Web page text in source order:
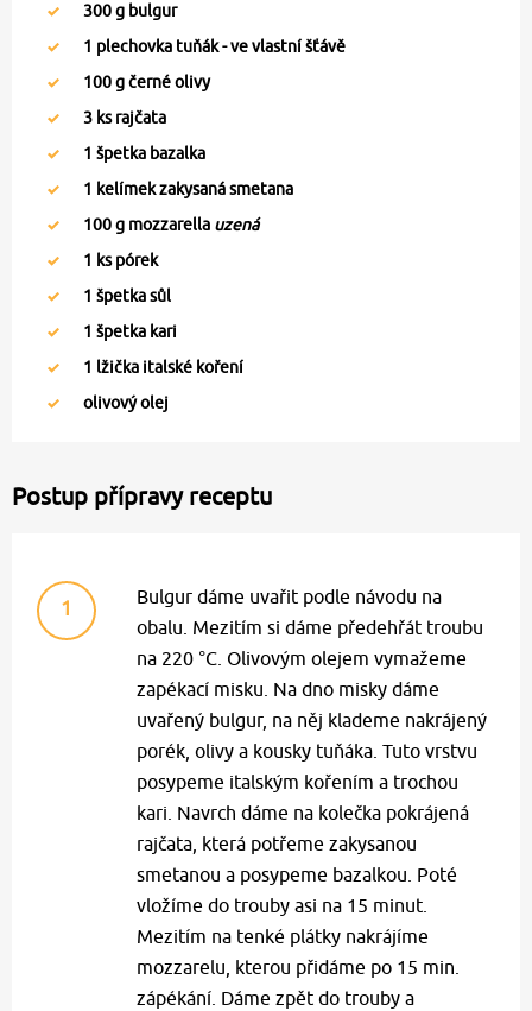
300g bulgur
1 plechovka tuňák - ve vlastní šťávě
100g černé olivy
3 ks rajčata
1 špetka bazalka
1 kelímek zakysaná smetana
100g mozzarella uzená
1 ks pórek
1 špetka sůl
1 špetka kari
1 lžička italské koření
olivový olej
Postup přípravy receptu
1
Bulgur dáme uvařit podle návodu na
obalu. Mezitím si dáme předehřát troubu
na 220 °C. Olivovým olejem vymažeme
zapékací misku. Na dno misky dáme
uvařený bulgur, na něj klademe nakrájený
porék, olivy a kousky tuňáka. Tuto vrstvu
posypeme italským kořením a trochou
kari. Navrch dáme na kolečka pokrájená
rajčata, která potřeme zakysanou
smetanou a posypeme bazalkou. Poté
vložíme do trouby asi na 15 minut.
Mezitím na tenké plátky nakrájíme
mozzarelu, kterou přidáme po 15 min.
zápékání. Dáme zpět do trouby a